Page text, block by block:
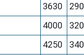
3630
4000
4250